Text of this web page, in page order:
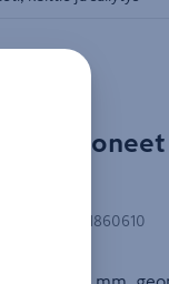
Olohuoneet
4000441860610